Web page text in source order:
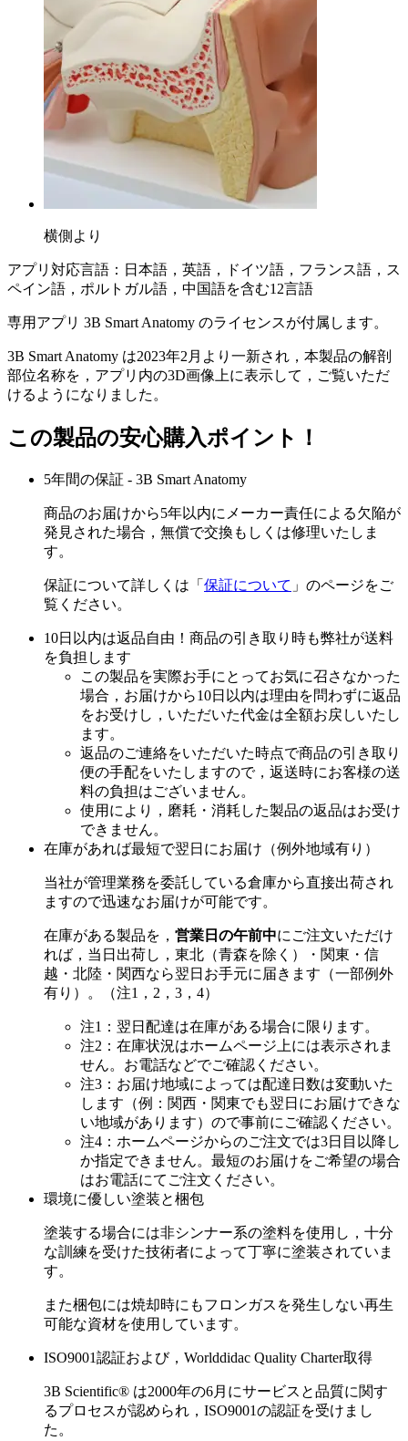
横側より
アプリ対応言語：日本語，英語，ドイツ語，フランス語，ス
ペイン語，ポルトガル語，中国語を含む12言語
専用アプリ 3B Smart Anatomy のライセンスが付属します。
3B Smart Anatomy は2023年2月より一新され，本製品の解剖
部位名称を，アプリ内の3D画像上に表示して，ご覧いただ
けるようになりました。
この製品の安心購入ポイント！
5年間の保証 - 3B Smart Anatomy
商品のお届けから5年以内にメーカー責任による欠陥が
発見された場合，無償で交換もしくは修理いたしま
す。
保証について詳しくは「 保証について 」のページをご
覧ください。
10日以内は返品自由！商品の引き取り時も弊社が送料
を負担します
この製品を実際お手にとってお気に召さなかった
場合，お届けから10日以内は理由を問わずに返品
をお受けし，いただいた代金は全額お戻しいたし
ます。
返品のご連絡をいただいた時点で商品の引き取り
便の手配をいたしますので，返送時にお客様の送
料の負担はございません。
使用により，磨耗・消耗した製品の返品はお受け
できません。
在庫があれば最短で翌日にお届け（例外地域有り）
当社が管理業務を委託している倉庫から直接出荷され
ますので迅速なお届けが可能です。
在庫がある製品を， 営業日の午前中にご注文いただけ
れば，当日出荷し，東北（青森を除く）・関東・信
越・北陸・関西なら翌日お手元に届きます（一部例外
有り）。（注1，2，3，4）
注1：翌日配達は在庫がある場合に限ります。
注2：在庫状況はホームページ上には表示されま
せん。お電話などでご確認ください。
注3：お届け地域によっては配達日数は変動いた
します（例：関西・関東でも翌日にお届けできな
い地域があります）ので事前にご確認ください。
注4：ホームページからのご注文では3日目以降し
か指定できません。最短のお届けをご希望の場合
はお電話にてご注文ください。
環境に優しい塗装と梱包
塗装する場合には非シンナー系の塗料を使用し，十分
な訓練を受けた技術者によって丁寧に塗装されていま
す。
また梱包には焼却時にもフロンガスを発生しない再生
可能な資材を使用しています。
ISO9001認証および，Worlddidac Quality Charter取得
3B Scientific® は2000年の6月にサービスと品質に関す
るプロセスが認められ，ISO9001の認証を受けまし
た。